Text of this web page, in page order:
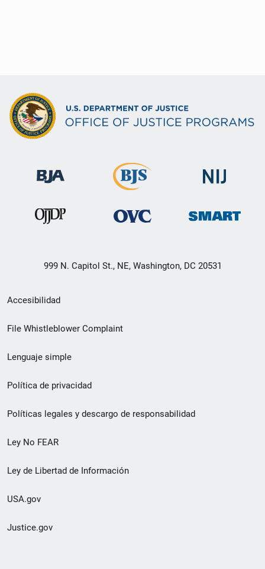
999 N. Capitol St., NE, Washington, DC 20531
Menú
de
de
pie
de
página
Accesibilidad
File Whistleblower Complaint
Lenguaje simple
Política de privacidad
Políticas legales y descargo de responsabilidad
Ley No FEAR
Ley de Libertad de Información
USA.gov
Justice.gov